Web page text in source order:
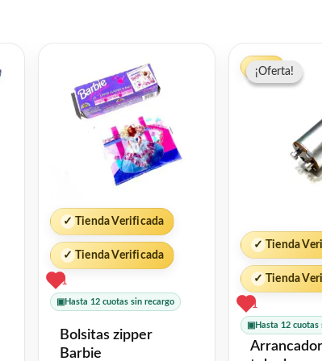
✓ Tienda Verificada
✓ Tienda Verificada
1
▣ Hasta 12 cuotas sin recargo
Bolsitas zipper
Barbie
¡Oferta!
-33%
✓ Tienda
✓ Tienda
1
▣ Hasta 12 cuotas
¡Oferta!